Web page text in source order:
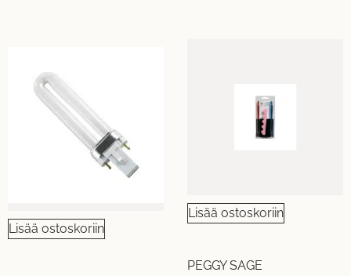
Lisää ostoskoriin
Lisää ostoskoriin
PEGGY SAGE